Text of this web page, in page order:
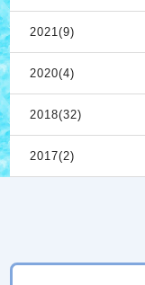
2021(9)
2020(4)
2018(32)
2017(2)